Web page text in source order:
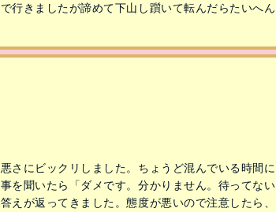
きましたが諦めて下山し躓いて転んだらたいへん
さにビックリしました。ちょうど混んでいる時間に
を聞いたら「ダメです。分かりません。待ってない
えが返ってきました。態度が悪いので注意したら、